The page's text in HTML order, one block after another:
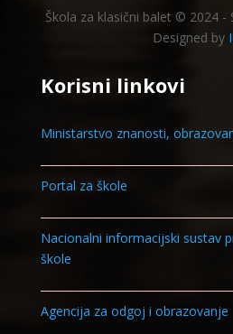
Škola za klasični balet © 2024 -
Designed by
Korisni linkovi
Ministarstvo znanosti,
Portal za škole
Nacionalni informacijski sustav
škole
Agencija za odgoj i obrazovanje